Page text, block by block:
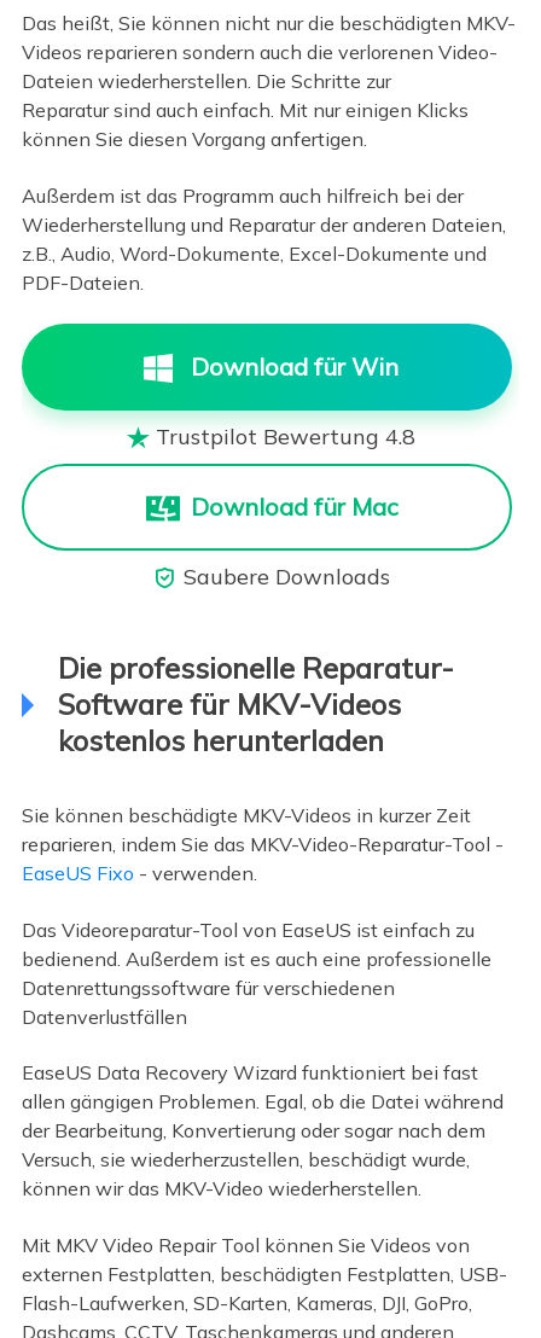
Das heißt, Sie können nicht nur die beschädigten MKV-
Videos reparieren sondern auch die verlorenen Video-
Dateien wiederherstellen. Die Schritte zur
Reparatur sind auch einfach. Mit nur einigen Klicks
können Sie diesen Vorgang anfertigen.
Außerdem ist das Programm auch hilfreich bei der
Wiederherstellung und Reparatur der anderen Dateien,
z.B., Audio, Word-Dokumente, Excel-Dokumente und
PDF-Dateien.
Download für Win
 Trustpilot Bewertung 4.8
Download für Mac
 Saubere Downloads
Die professionelle Reparatur-
Software für MKV-Videos
kostenlos herunterladen
Sie können beschädigte MKV-Videos in kurzer Zeit
reparieren, indem Sie das MKV-Video-Reparatur-Tool -
EaseUS Fixo - verwenden.
Das Videoreparatur-Tool von EaseUS ist einfach zu
bedienend. Außerdem ist es auch eine professionelle
Datenrettungssoftware für verschiedenen
Datenverlustfällen
EaseUS Data Recovery Wizard funktioniert bei fast
allen gängigen Problemen. Egal, ob die Datei während
der Bearbeitung, Konvertierung oder sogar nach dem
Versuch, sie wiederherzustellen, beschädigt wurde,
können wir das MKV-Video wiederherstellen.
Mit MKV Video Repair Tool können Sie Videos von
externen Festplatten, beschädigten Festplatten, USB-
Flash-Laufwerken, SD-Karten, Kameras, DJI, GoPro,
Dashcams, CCTV, Taschenkameras und anderen